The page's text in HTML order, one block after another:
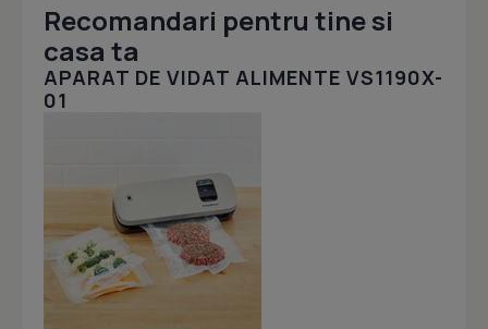
Recomandari pentru tine si
casa ta
APARAT DE VIDAT ALIMENTE VS1190X-
01